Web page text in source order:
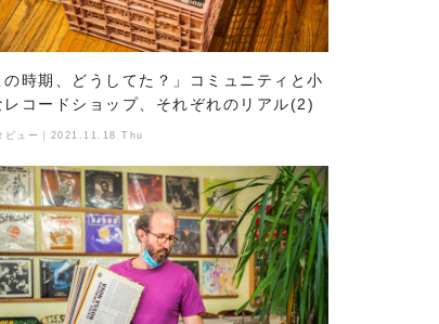
の時期、どうしてた？」コミュニティと小
レコードショップ、それぞれのリアル(2)
ビュー｜2021.11.18 Thu